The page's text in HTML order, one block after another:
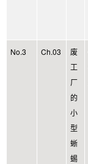
No.3 Ch.03
废
工
厂
的
小
型
蜥
蜴